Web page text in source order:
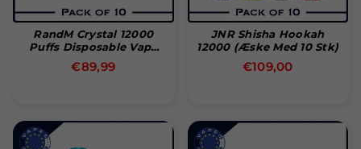
RandM Crystal 12000
Puffs Disposable Vape
(Box Of 10)
Normal
€89,99
JNR Shisha Hookah
12000 (æske Med 10 Stk)
Normal
€109,00